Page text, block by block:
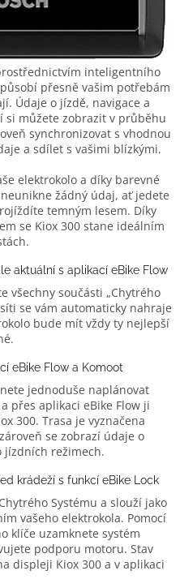
inteligentního
přesně vašim potřebám
Údaje o jízdě, navigace a
si můžete zobrazit v průběhu
synchronizovat s vhodnou
a sdílet s vašimi blízkými.
elektrokolo a díky barevné
žádný údaj, ať jedete
temným lesem. Díky
se Kiox 300 stane ideálním
aktuální s aplikací eBike Flow
všechny součásti „Chytrého
se vám automaticky nahraje
bude mít vždy ty nejlepší
eBike Flow a Komoot
jednoduše naplánovat
přes aplikaci eBike Flow ji
300. Trasa je vyznačena
se zobrazí údaje o
jízdních režimech.
krádeží s funkcí eBike Lock
Systému a slouží jako
vašeho elektrokola. Pomocí
klíče uzamknete systém
podporu motoru. Stav
displeji Kiox 300 a v aplikaci